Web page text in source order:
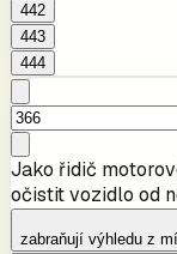
442
443
444
Jako řidič
očistit vozidlo od
zabraňují výhledu z